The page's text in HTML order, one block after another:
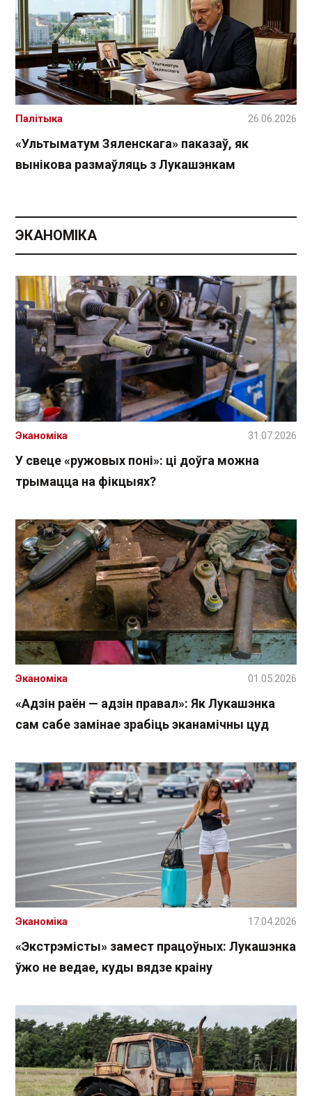
«Ультыматум Зяленскага» паказаў, як
вынікова размаўляць з Лукашэнкам
Палітыка 26.06.2026
ЭКАНОМІКА
У свеце «ружовых поні»: ці доўга можна
трымацца на фікцыях?
Эканоміка 31.07.2026
«Адзін раён — адзін правал»: Як Лукашэнка
сам сабе замінае зрабіць эканамічны цуд
Эканоміка 01.05.2026
«Экстрэмісты» замест працоўных: Лукашэнка
ўжо не ведае, куды вядзе краіну
Эканоміка 17.04.2026